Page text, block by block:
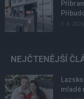
3. 8. 2026
NEJČTENĚJŠÍ
mladé